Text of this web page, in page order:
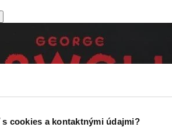
cookies a kontaktnými údajmi?